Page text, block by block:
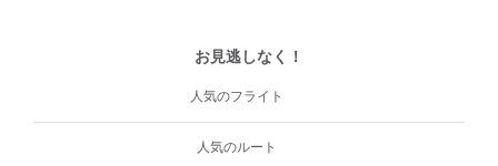
お見逃しなく！
人気のフライト
人気のルート